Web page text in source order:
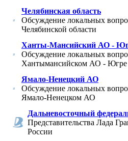
Челябинская область
Обсуждение локальных
Челябинской области
Ханты-Мансийский АО -
Обсуждение локальных
Хантымансийском АО - Югре
Ямало-Ненецкий АО
Обсуждение локальных
Ямало-Ненецком АО
Дальневосточный
Представительства Лада
России